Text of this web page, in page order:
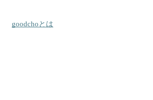
goodchoとは